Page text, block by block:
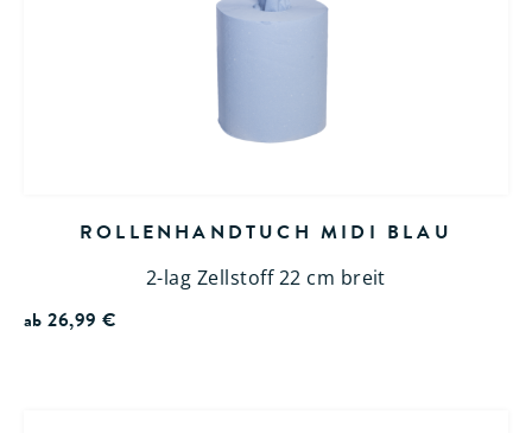
ROLLENHANDTUCH MIDI BLAU
2-lag Zellstoff 22 cm breit
ab26,99€